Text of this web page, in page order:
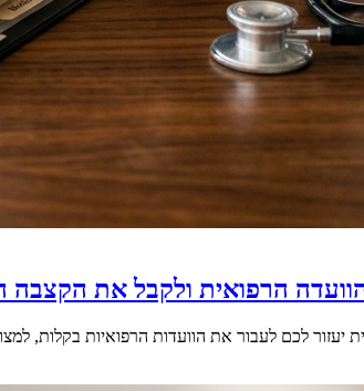
הרפואית ולקבל את הקצבה
יעזור לכם לעבור את הוועדות הרפואיות בקלות,